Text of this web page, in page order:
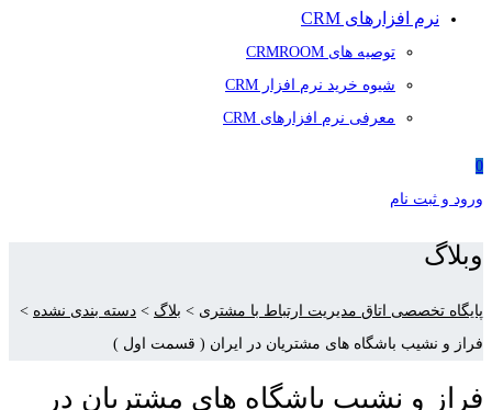
نرم افزارهای CRM
توصیه های CRMROOM
شیوه خرید نرم افزار CRM
معرفی نرم افزارهای CRM
0
ورود و ثبت نام
وبلاگ
پایگاه تخصصی اتاق مدیریت ارتباط با مشتری > بلاگ > دسته بندی نشده >
فراز و نشیب باشگاه های مشتریان در ایران ( قسمت اول )
فراز و نشیب باشگاه های مشتریان در